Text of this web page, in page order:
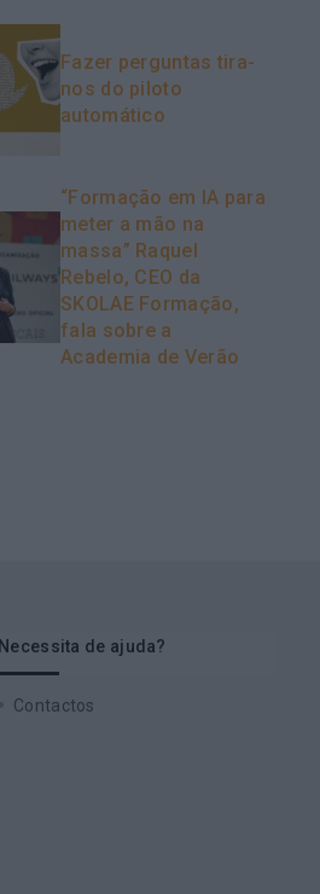
Fazer perguntas tira-
nos do piloto
automático
“Formação em IA para
meter a mão na
massa” Raquel
Rebelo, CEO da
SKOLAE Formação,
fala sobre a
Academia de Verão
Necessita de ajuda?
Contactos